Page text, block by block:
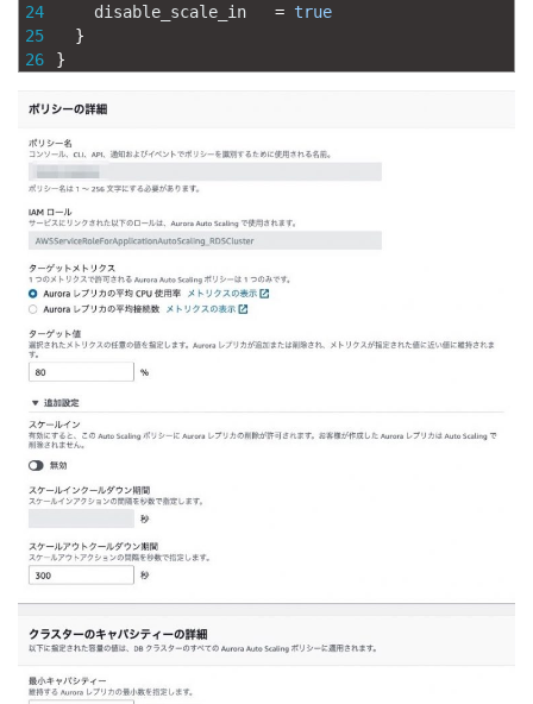
24
25
26
disable_scale_in
= true
}
}